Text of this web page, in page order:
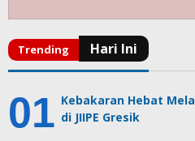
Kebakaran Hebat
di JIIPE Gresik